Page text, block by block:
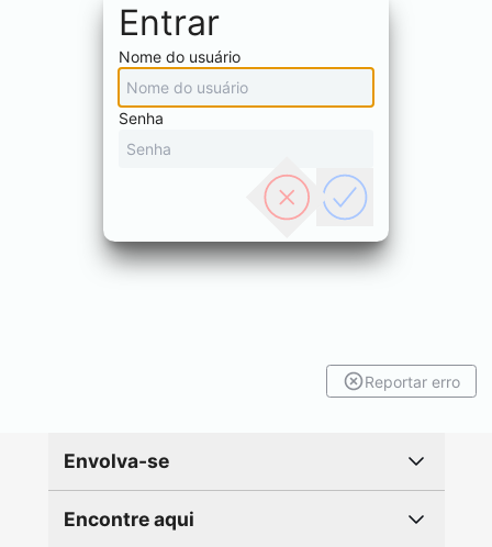
Entrar
Nome do usuário
Senha
Reportar erro
Envolva-se
Encontre aqui